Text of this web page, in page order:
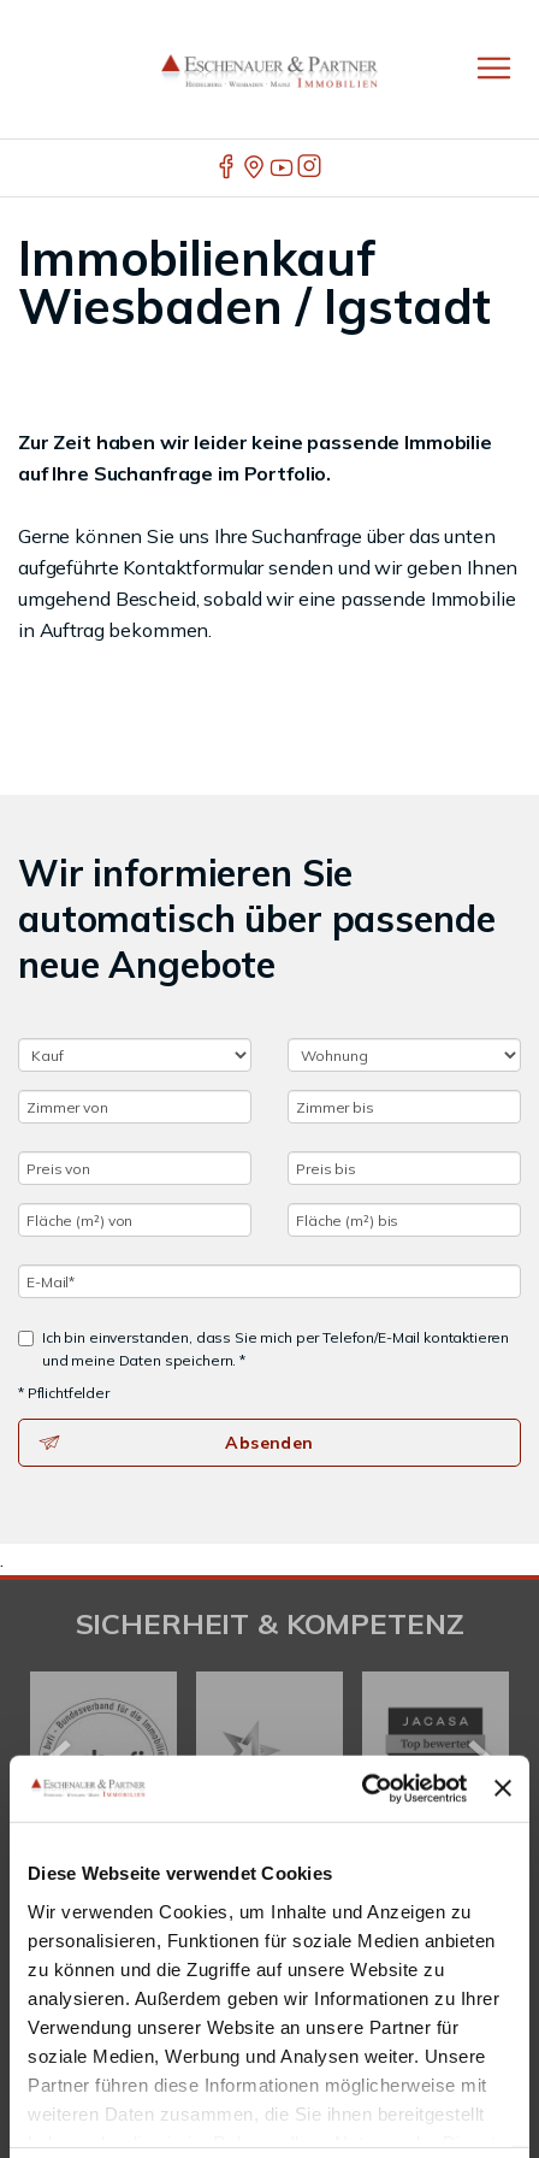
Diese Webseite verwendet Cookies
Wir verwenden Cookies, um Inhalte und Anzeigen zu
personalisieren, Funktionen für soziale Medien anbieten
zu können und die Zugriffe auf unsere Website zu
analysieren. Außerdem geben wir Informationen zu Ihrer
Verwendung unserer Website an unsere Partner für
soziale Medien, Werbung und Analysen weiter. Unsere
Partner führen diese Informationen möglicherweise mit
weiteren Daten zusammen, die Sie ihnen bereitgestellt
Immobilienkauf
Wiesbaden / Igstadt
Zur Zeit haben wir leider keine passende Immobilie
auf Ihre Suchanfrage im Portfolio.
Gerne können Sie uns Ihre Suchanfrage über das unten
aufgeführte Kontaktformular senden und wir geben Ihnen
umgehend Bescheid, sobald wir eine passende Immobilie
in Auftrag bekommen.
Wir informieren Sie
automatisch über passende
neue Angebote
Ich bin einverstanden, dass Sie mich per Telefon/E-Mail kontaktieren
und meine Daten speichern. *
* Pflichtfelder
Absenden
.
SICHERHEIT & KOMPETENZ
KONTAKT
Eschenauer & Partner Immobilien
Immobilienmakler HEIDELBERG
Immobilien Heidelberg
Akademiestraße 1, 69117 Heidelberg
Tel.:06221 - 67 26 077
Mail:info@eschenauer-partner.de